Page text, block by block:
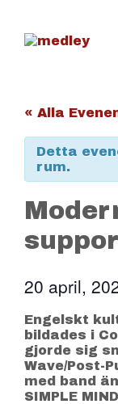
innehåll
« Alla
Detta
rum.
20 april,
Engelskt
bildades i
gjorde sig
Wave/Post-
med band
SIMPLE